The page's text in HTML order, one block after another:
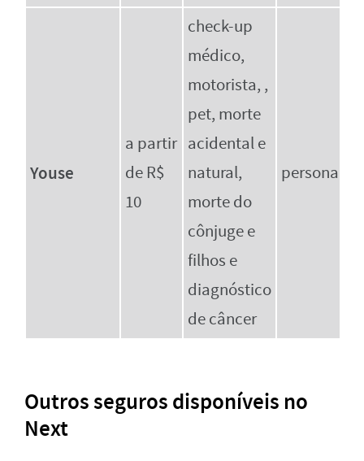
Youse
a partir
de R$
10
check-up
médico,
motorista, ,
pet, morte
acidental e
natural,
morte do
cônjuge e
filhos e
diagnóstico
de câncer
Outros seguros disponíveis no
Next